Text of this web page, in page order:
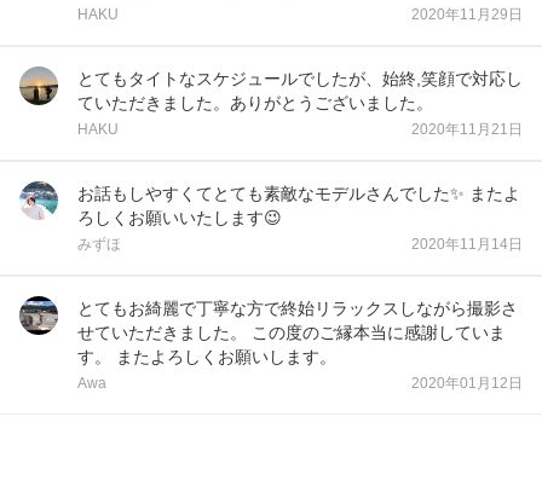
HAKU 2020年11月29日
とてもタイトなスケジュールでしたが、始終,笑顔で対応し
ていただきました。ありがとうございました。
HAKU 2020年11月21日
お話もしやすくてとても素敵なモデルさんでした✨ またよ
ろしくお願いいたします😉
みずほ 2020年11月14日
とてもお綺麗で丁寧な方で終始リラックスしながら撮影さ
せていただきました。 この度のご縁本当に感謝していま
す。 またよろしくお願いします。
Awa 2020年01月12日